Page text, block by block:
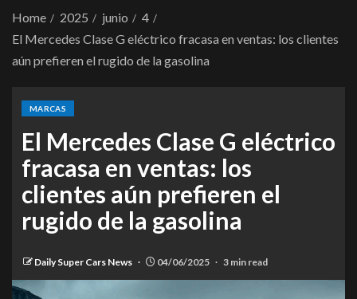
Home 2025 junio
4
El Mercedes Clase G eléctrico fracasa en ventas: los clientes
aún prefieren el rugido de la gasolina
MARCAS
El Mercedes Clase G eléctrico
fracasa en ventas: los
clientes aún prefieren el
rugido de la gasolina
Daily Super Cars News 04/06/2025 3 min read